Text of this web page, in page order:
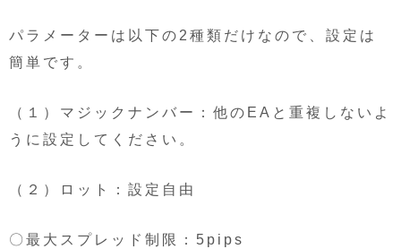
パラメーターは以下の2種類だけなので、設定は
簡単です。
（１）マジックナンバー：他のEAと重複しないよ
うに設定してください。
（２）ロット：設定自由
〇最大スプレッド制限：5pips